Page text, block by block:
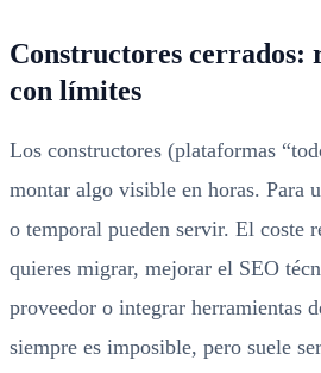
Constructores cerrados:
con límites
Los constructores (plataformas
montar algo visible en horas. Para
o temporal pueden servir. El coste
quieres migrar, mejorar el SEO
proveedor o integrar herramientas
siempre es imposible, pero suele